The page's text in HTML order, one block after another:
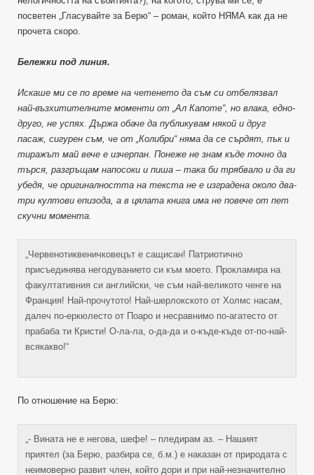
посветен „Гласувайте за Берю“ – роман, който НЯМА как да не
прочета скоро.
Бележки под линия.
Искаше ми се по време на четенето да съм си отбелязвал
най-възхитителните моменти от „Ал Капоте“, но влака, едно-
друго, не успях. Държа обаче да публикувам някой и друг
пасаж, сигурен съм, че от „Колибри“ няма да се сърдят, пък и
тиражът май вече е изчерпан. Понеже не знам къде точно да
търся, разгръщам напосоки и пиша – така би трябвало и да ги
убедя, че оригиналността на текста не е изградена около два-
три култови епизода, а в цялата книга има не повече от пет
скучни момента.
„Червенотиквеничковецът е сащисан! Патриотично
присъединява негодуванието си към моето. Прокламира на
факултативния си английски, че съм най-великото ченге на
Франция! Най-прочутото! Най-шерлокското от Холмс насам,
далеч по-еркюлесто от Поаро и несравнимо по-агатесто от
прабаба ти Кристи! О-ла-ла, о-да-да и о-къде-къде от-по-най-
всякакво!“
По отношение на Берю:
„- Вината не е негова, шефе! – пледирам аз. – Нашият
приятел (за Берю, разбира се, б.м.) е наказан от природата с
неимоверно развит член, който дори и при най-незначително